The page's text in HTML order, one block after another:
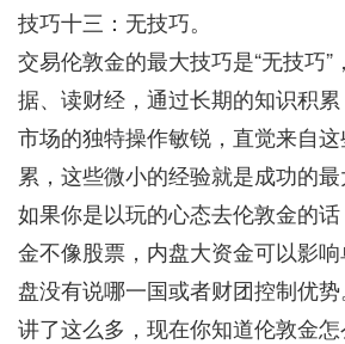
技巧十三：无技巧。
交易伦敦金的最大技巧是“无技巧”
据、读财经，通过长期的知识积
市场的独特操作敏锐，直觉来自
累，这些微小的经验就是成功的最
如果你是以玩的心态去伦敦金的
金不像股票，内盘大资金可以影
盘没有说哪一国或者财团控制优势
讲了这么多，现在你知道伦敦金